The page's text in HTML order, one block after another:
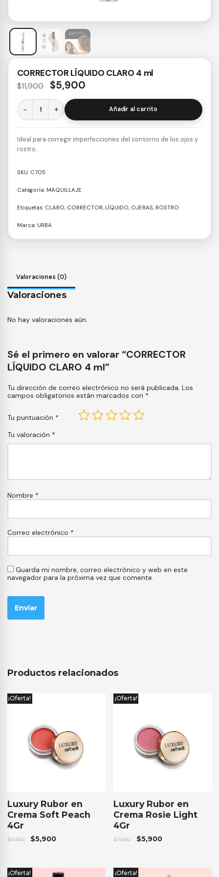
CORRECTOR LÍQUIDO CLARO 4 ml
$11,900 $5,900
− + Añadir al carrito
Ideal para corregir imperfecciones del contorno de los ojos y
rostro.
SKU: C705
Categoría: MAQUILLAJE
Etiquetas: CLARO, CORRECTOR, LÍQUIDO, OJERAS, ROSTRO
Marca: URBA
Valoraciones (0)
Valoraciones
No hay valoraciones aún.
Sé el primero en valorar “CORRECTOR
LÍQUIDO CLARO 4 ml”
Tu dirección de correo electrónico no será publicada. Los
campos obligatorios están marcados con *
Tu puntuación *
Tu valoración *
Nombre *
Correo electrónico *
Guarda mi nombre, correo electrónico y web en este
navegador para la próxima vez que comente.
Productos relacionados
¡Oferta!
Luxury Rubor en
Crema Soft Peach
4Gr
$11,900 $5,900
¡Oferta!
Luxury Rubor en
Crema Rosie Light
4Gr
$11,900 $5,900
¡Oferta! ¡Oferta!